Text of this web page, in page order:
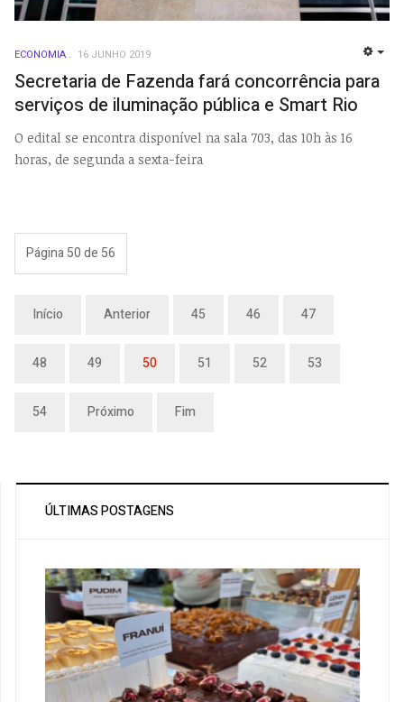
ECONOMIA 16 JUNHO 2019
Secretaria de Fazenda fará concorrência para
serviços de iluminação pública e Smart Rio
O edital se encontra disponível na sala 703, das 10h às 16
horas, de segunda a sexta-feira
Página 50 de 56
Início Anterior 45 46 47
48 49 50 51 52 53
54 Próximo Fim
ÚLTIMAS POSTAGENS